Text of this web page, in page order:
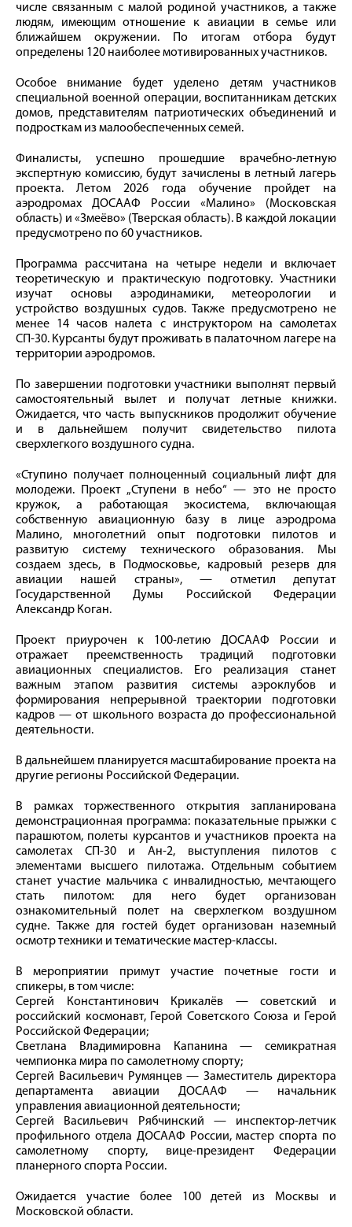
числе связанным с малой родиной участников, а также
людям, имеющим отношение к авиации в семье или
ближайшем окружении. По итогам отбора будут
определены 120 наиболее мотивированных участников.
Особое внимание будет уделено детям участников
специальной военной операции, воспитанникам детских
домов, представителям патриотических объединений и
подросткам из малообеспеченных семей.
Финалисты, успешно прошедшие врачебно-летную
экспертную комиссию, будут зачислены в летный лагерь
проекта. Летом 2026 года обучение пройдет на
аэродромах ДОСААФ России «Малино» (Московская
область) и «Змеёво» (Тверская область). В каждой локации
предусмотрено по 60 участников.
Программа рассчитана на четыре недели и включает
теоретическую и практическую подготовку. Участники
изучат основы аэродинамики, метеорологии и
устройство воздушных судов. Также предусмотрено не
менее 14 часов налета с инструктором на самолетах
СП-30. Курсанты будут проживать в палаточном лагере на
территории аэродромов.
По завершении подготовки участники выполнят первый
самостоятельный вылет и получат летные книжки.
Ожидается, что часть выпускников продолжит обучение
и в дальнейшем получит свидетельство пилота
сверхлегкого воздушного судна.
«Ступино получает полноценный социальный лифт для
молодежи. Проект „Ступени в небо“ — это не просто
кружок, а работающая экосистема, включающая
собственную авиационную базу в лице аэродрома
Малино, многолетний опыт подготовки пилотов и
развитую систему технического образования. Мы
создаем здесь, в Подмосковье, кадровый резерв для
авиации нашей страны», — отметил депутат
Государственной Думы Российской Федерации
Александр Коган.
Проект приурочен к 100-летию ДОСААФ России и
отражает преемственность традиций подготовки
авиационных специалистов. Его реализация станет
важным этапом развития системы аэроклубов и
формирования непрерывной траектории подготовки
кадров — от школьного возраста до профессиональной
деятельности.
В дальнейшем планируется масштабирование проекта на
другие регионы Российской Федерации.
В рамках торжественного открытия запланирована
демонстрационная программа: показательные прыжки с
парашютом, полеты курсантов и участников проекта на
самолетах СП-30 и Ан-2, выступления пилотов с
элементами высшего пилотажа. Отдельным событием
станет участие мальчика с инвалидностью, мечтающего
стать пилотом: для него будет организован
ознакомительный полет на сверхлегком воздушном
судне. Также для гостей будет организован наземный
осмотр техники и тематические мастер-классы.
В мероприятии примут участие почетные гости и
спикеры, в том числе:
Сергей Константинович Крикалёв — советский и
российский космонавт, Герой Советского Союза и Герой
Российской Федерации;
Светлана Владимировна Капанина — семикратная
чемпионка мира по самолетному спорту;
Сергей Васильевич Румянцев — Заместитель директора
департамента авиации ДОСААФ — начальник
управления авиационной деятельности;
Сергей Васильевич Рябчинский — инспектор-летчик
профильного отдела ДОСААФ России, мастер спорта по
самолетному спорту, вице-президент Федерации
планерного спорта России.
Ожидается участие более 100 детей из Москвы и
Московской области.